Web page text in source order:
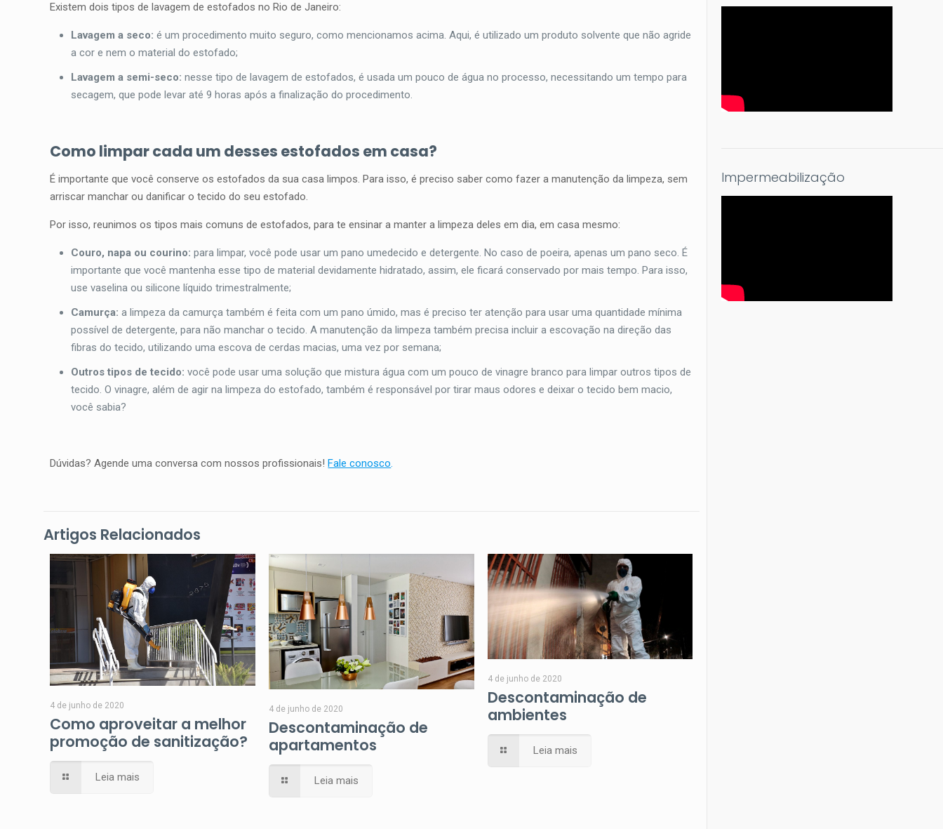
Existem dois tipos de lavagem de estofados no Rio de Janeiro:
Lavagem a seco: é um procedimento muito seguro, como mencionamos acima. Aqui, é utilizado um produto solvente que não agride
a cor e nem o material do estofado;
Lavagem a semi-seco:nesse tipo de lavagem de estofados, é usada um pouco de água no processo, necessitando um tempo para
secagem, que pode levar até 9 horas após a finalização do procedimento.
Como limpar cada um desses estofados em casa?
É importante que você conserve os estofados da sua casa limpos. Para isso, é preciso saber como fazer a manutenção da limpeza, sem
arriscar manchar ou danificar o tecido do seu estofado.
Por isso, reunimos os tipos mais comuns de estofados, para te ensinar a manter a limpeza deles em dia, em casa mesmo:
Couro, napa ou courino: para limpar, você pode usar um pano umedecido e detergente. No caso de poeira, apenas um pano seco. É
importante que você mantenha esse tipo de material devidamente hidratado, assim, ele ficará conservado por mais tempo. Para isso,
use vaselina ou silicone líquido trimestralmente;
Camurça: a limpeza da camurça também é feita com um pano úmido, mas é preciso ter atenção para usar uma quantidade mínima
possível de detergente, para não manchar o tecido. A manutenção da limpeza também precisa incluir a escovação na direção das
fibras do tecido, utilizando uma escova de cerdas macias, uma vez por semana;
Outros tipos de tecido:você pode usar uma solução que mistura água com um pouco de vinagre branco para limpar outros tipos de
tecido. O vinagre, além de agir na limpeza do estofado, também é responsável por tirar maus odores e deixar o tecido bem macio,
você sabia?
Dúvidas? Agende uma conversa com nossos profissionais!Fale conosco.
Artigos Relacionados
4 de junho de 2020
Como aproveitar a melhor
promoção de sanitização?
Leia mais
4 de junho de 2020
Descontaminação de
apartamentos
Leia mais
4 de junho de 2020
Descontaminação de
ambientes
Leia mais
Impermeabilização